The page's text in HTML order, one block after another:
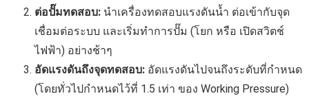
ต่อปั๊มทดสอบ: นำเครื่องทดสอบแรงดันน้ำ ต่อเข้ากับจุด
เชื่อมต่อระบบ และเริ่มทำการปั๊ม (โยก หรือ เปิดสวิตช์
ไฟฟ้า) อย่างช้าๆ
อัดแรงดันถึงจุดทดสอบ: อัดแรงดันไปจนถึงระดับที่กำหนด
(โดยทั่วไปกำหนดไว้ที่ 1.5 เท่า ของ Working Pressure)